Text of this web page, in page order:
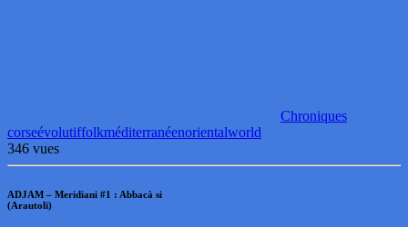
Chroniques
corseévolutiffolkméditerranéenorientalworld
346 vues
ADJAM – Meridiani #1 : Abbacà si
(Arautoli)